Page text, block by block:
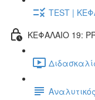
TEST |
ΚΕΦΑΛΑΙΟ 19: